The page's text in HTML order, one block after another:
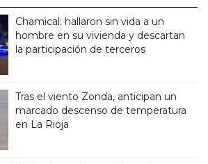
Chamical: hallaron sin vida a un
hombre en su vivienda y descartan
la participación de terceros
Tras el viento Zonda, anticipan un
marcado descenso de temperatura
en La Rioja